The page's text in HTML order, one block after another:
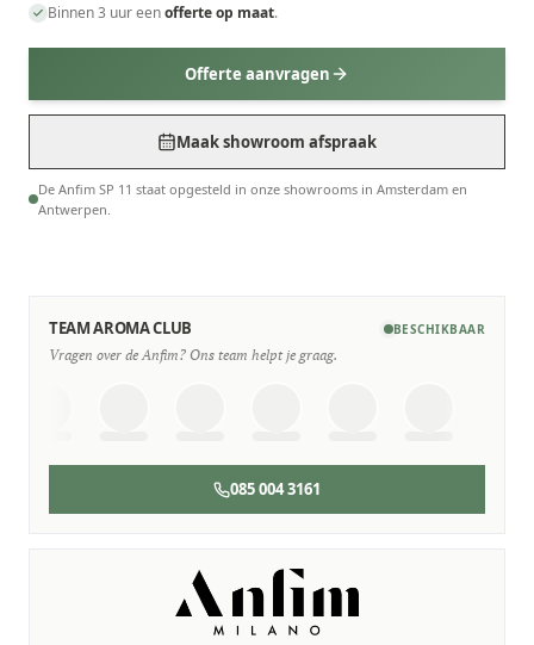
Binnen 3 uur eenofferte op maat.
Offerte aanvragen
Maak showroom afspraak
De Anfim SP 11 staat opgesteld in onze showrooms in Amsterdam en
Antwerpen.
TEAM AROMA CLUB BESCHIKBAAR
Vragen over de Anfim? Ons team helpt je graag.
085 004 3161
Wij staan voor je klaar
Deskundige monteurs die verstand hebben van Anfim